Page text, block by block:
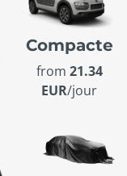
Compacte
from 21.34
EUR/jour